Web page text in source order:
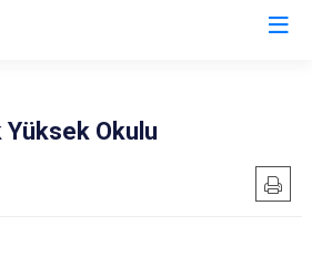
Okulu